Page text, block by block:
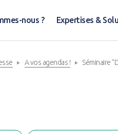
nous ? Expertises &
A vos agendas ! Séminaire